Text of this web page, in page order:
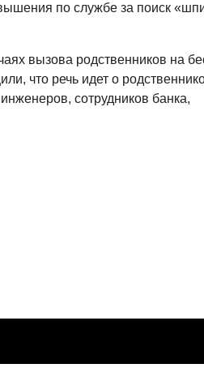
по службе за поиск
вызова родственников на
что речь идет о
сотрудников банка,